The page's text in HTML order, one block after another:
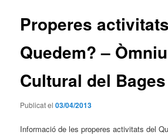
Properes
Quedem? –
Cultural del Bages
Publicat el03/04/2013
Informació de les properes activitats del